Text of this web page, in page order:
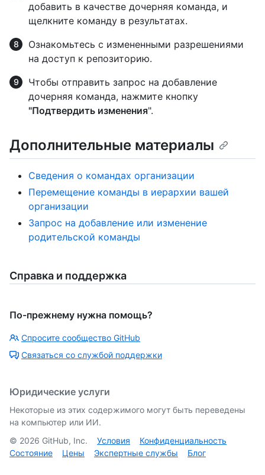
добавить в качестве дочерняя команда, и
щелкните команду в результатах.
Ознакомьтесь с измененными разрешениями
на доступ к репозиторию.
Чтобы отправить запрос на добавление
дочерняя команда, нажмите кнопку
"Подтвердить изменения".
Дополнительные материалы
Сведения о командах организации
Перемещение команды в иерархии вашей
организации
Запрос на добавление или изменение
родительской команды
Справка и поддержка
По-прежнему нужна помощь?
Спросите сообщество GitHub
Связаться со службой поддержки
Юридические услуги
Некоторые из этих содержимого могут быть переведены
на компьютер или ИИ.
© 2026 GitHub, Inc. Условия
Конфиденциальность
Состояние
Цены Экспертные службы Блог